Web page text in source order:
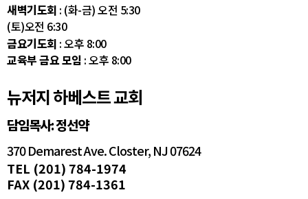
새벽기도회 : (화-금) 오전 5:30
(토)오전 6:30
금요기도회 : 오후 8:00
교육부 금요 모임 : 오후 8:00
뉴저지 하베스트 교회
담임목사: 정선약
370 Demarest Ave. Closter, NJ 07624
TEL (201) 784-1974
FAX (201) 784-1361